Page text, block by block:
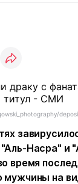
Насра" и
время
на